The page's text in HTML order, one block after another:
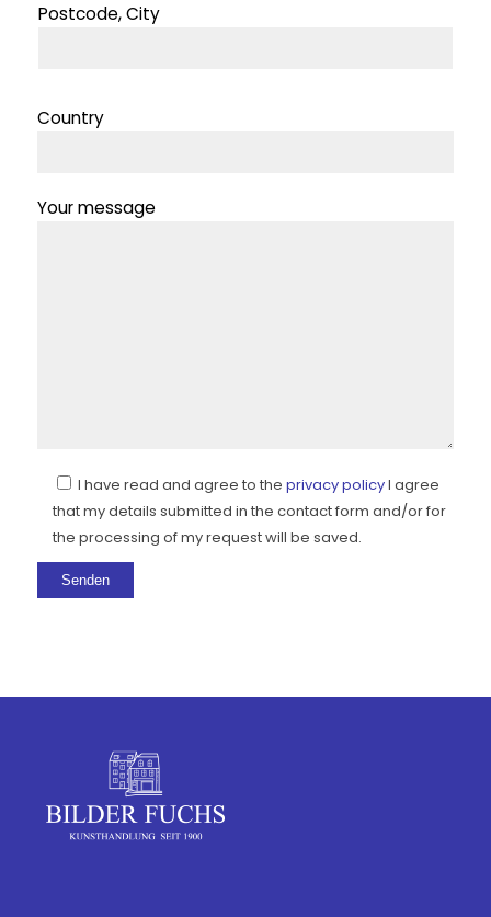
Postcode, City
Country
Your message
I have read and agree to the privacy policyI agree
that my details submitted in the contact form and/or for
the processing of my request will be saved.